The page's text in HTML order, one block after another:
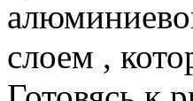
слоем ,